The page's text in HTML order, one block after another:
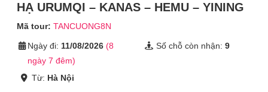
HẠ URUMQI – KANAS – HEMU – YINING
Mã tour: TANCUONG8N
Ngày đi: 11/08/2026(8
ngày 7 đêm)
Từ: Hà Nội
Số chỗ còn nhận: 9